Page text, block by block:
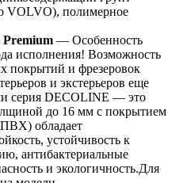
VOLVO), полимерное
Premium — Особенность
исполнения! Возможность
покрытий и фрезеровок
и экстерьеров еще
серия DECOLINE — это
до 16 мм с покрытием
обладает
устойчивость к
антибактериальные
и экологичность.Для